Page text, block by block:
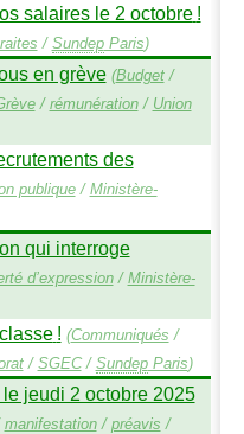
salaires le 2 octobre !
/ SundepParis)
en grève (Budget/
/ rémunération/ Union
des
publique/ Ministère-
qui interroge
d’expression/ Ministère-
! (Communiqués /
/ SGEC/ SundepParis)
jeudi 2 octobre 2025
manifestation/ préavis /